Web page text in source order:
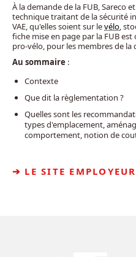
À la demande de la FUB, Sareco
technique traitant de la sécurité
VAE, qu'elles soient sur levélo,
fiche mise en page par la FUB
pro-vélo, pour les membres de la
Au sommaire :
Contexte
Que dit la règlementation ?
Quelles sont les
types d'emplacement,
comportement, notion de
LE SITE